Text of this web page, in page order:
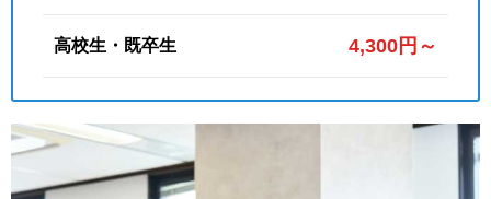
高校生・既卒生 4,300円～